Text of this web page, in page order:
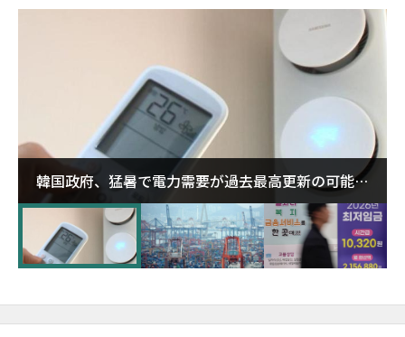
韓国政府、猛暑で電力需要が過去最高更新の可能性
に需給対応体制を点検